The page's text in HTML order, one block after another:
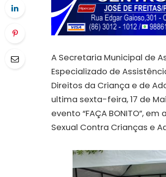
A Secretaria Municipal de
Especializado de
Direitos da Criança e de
ultima sexta-feira, 17 de
evento “FAÇA BONITO”,
Sexual Contra Crianças e